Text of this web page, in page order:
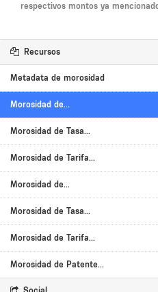
respectivos montos ya
Recursos
Metadata de morosidad
Morosidad de...
Morosidad de Tasa...
Morosidad de Tarifa...
Morosidad de...
Morosidad de Tasa...
Morosidad de Tarifa...
Morosidad de Patente...